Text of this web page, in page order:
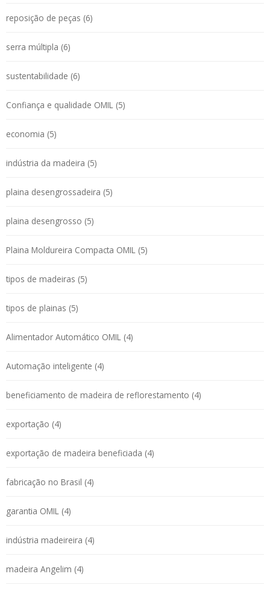
reposição de peças (6)
serra múltipla (6)
sustentabilidade (6)
Confiança e qualidade OMIL (5)
economia (5)
indústria da madeira (5)
plaina desengrossadeira (5)
plaina desengrosso (5)
Plaina Moldureira Compacta OMIL (5)
tipos de madeiras (5)
tipos de plainas (5)
Alimentador Automático OMIL (4)
Automação inteligente (4)
beneficiamento de madeira de reflorestamento (4)
exportação (4)
exportação de madeira beneficiada (4)
fabricação no Brasil (4)
garantia OMIL (4)
indústria madeireira (4)
madeira Angelim (4)